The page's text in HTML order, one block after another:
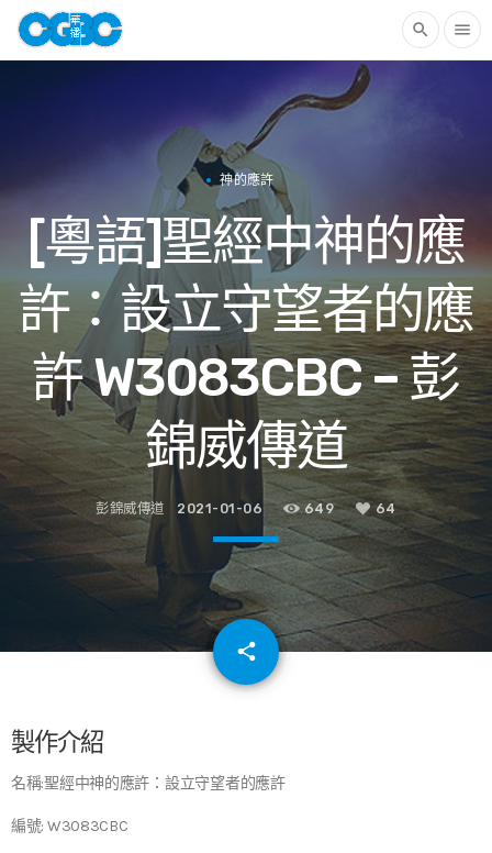
search menu
神的應許
[粵語]聖經中神的應
許：設立守望者的應
許 W3083CBC – 彭
錦威傳道
彭錦威傳道 2021-01-06 649 64
share
email
製作介紹
名稱:聖經中神的應許：設立守望者的應許
編號: W3083CBC